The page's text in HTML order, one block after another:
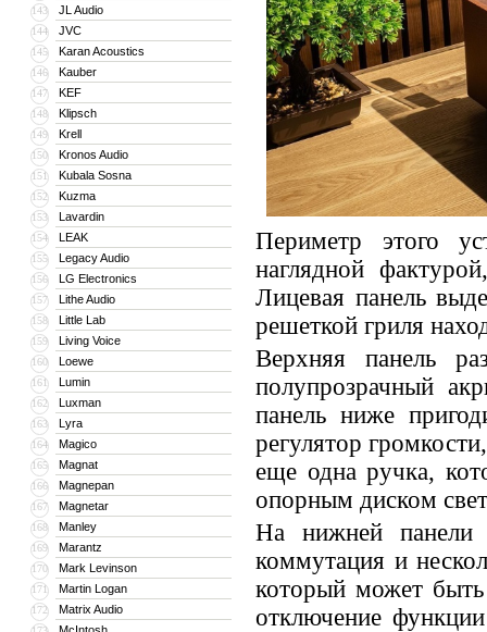
143 JL Audio
144 JVC
145 Karan Acoustics
146 Kauber
147 KEF
148 Klipsch
149 Krell
150 Kronos Audio
151 Kubala Sosna
152 Kuzma
153 Lavardin
154 LEAK
155 Legacy Audio
156 LG Electronics
157 Lithe Audio
158 Little Lab
159 Living Voice
160 Loewe
161 Lumin
162 Luxman
163 Lyra
164 Magico
165 Magnat
166 Magnepan
167 Magnetar
168 Manley
169 Marantz
170 Mark Levinson
171 Martin Logan
172 Matrix Audio
Периметр этого
наглядной
Лицевая панель
решеткой гриля
Верхняя панель
полупрозрачный
панель ниже
регулятор
еще одна ручка,
опорным диском
На нижней панели
коммутация и
который может
отключение